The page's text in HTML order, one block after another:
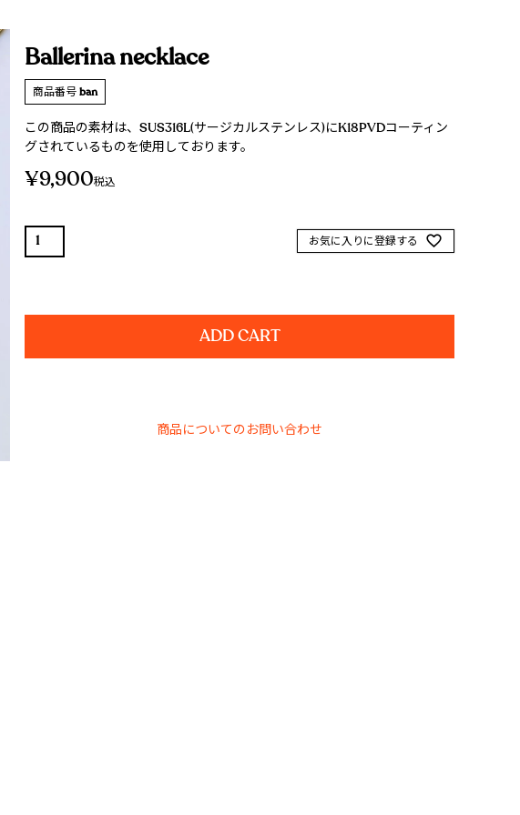
Ballerina necklace
商品番号 ban
この商品の素材は、SUS316L(サージカルステンレス)にK18PVDコーティン
グされているものを使用しております。
¥9,900税込
お気に入りに登録する
ADD CART
商品についてのお問い合わせ